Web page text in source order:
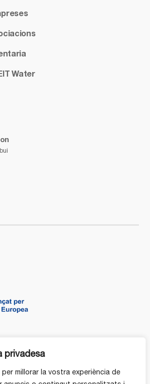
privadesa
per millorar la vostra experiència de
Water